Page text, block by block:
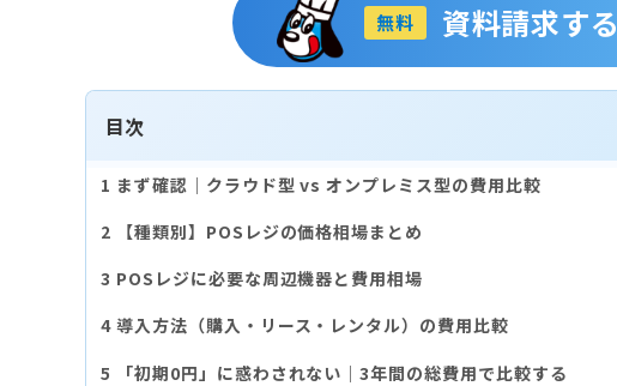
無料 資料請求する
目次
まず確認｜クラウド型 vs オンプレミス型の費用比較
【種類別】POSレジの価格相場まとめ
POSレジに必要な周辺機器と費用相場
導入方法（購入・リース・レンタル）の費用比較
「初期0円」に惑わされない｜3年間の総費用で比較する